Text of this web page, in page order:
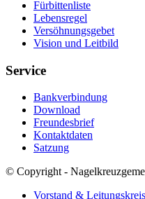
Fürbittenliste
Lebensregel
Versöhnungsgebet
Vision und Leitbild
Service
Bankverbindung
Download
Freundesbrief
Kontaktdaten
Satzung
© Copyright -
Vorstand & Leitungskreis